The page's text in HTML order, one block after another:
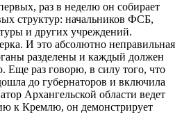
раз в неделю он собирает
структур: начальников ФСБ,
и других учреждений.
И это абсолютно неправильная
разделены и каждый должен
раз говорю, в силу того, что
до губернаторов и включила
Архангельской области ведет
к Кремлю, он демонстрирует